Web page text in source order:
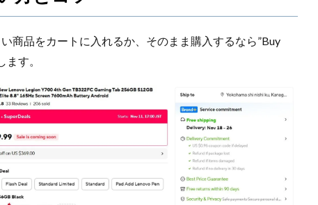
商品をカートに入れるか、そのまま購入するなら”Buy
す。